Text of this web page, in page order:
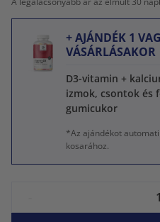
+ AJÁNDÉK 1
VÁSÁRLÁSAKOR
D3-vitamin +
izmok, csontok és
gumicukor
*Az ajándékot
kosarához.